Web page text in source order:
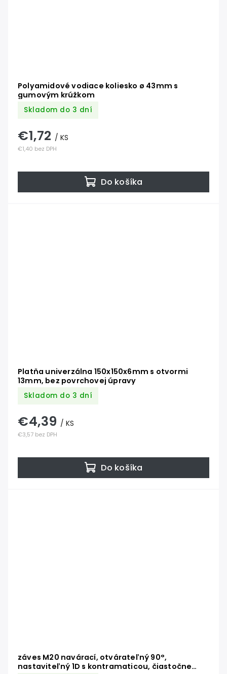
Polyamidové vodiace koliesko ø 43mm s
gumovým krúžkom
Skladom do 3 dní
€1,40 bez DPH
€1,72 / KS
Do košíka
Platňa univerzálna 150x150x6mm s otvormi
13mm, bez povrchovej úpravy
Skladom do 3 dní
€3,57 bez DPH
€4,39 / KS
Do košíka
záves M20 navárací, otvárateľný 90°,
nastaviteľný 1D s kontramaticou, čiastočne